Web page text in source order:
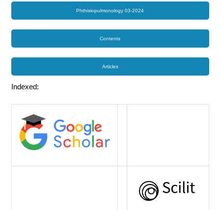
Phthisiopulmonology 03-2024
Contents
Articles
Indexed: